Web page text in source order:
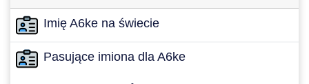
Imię A6ke na świecie
Pasujące imiona dla A6ke